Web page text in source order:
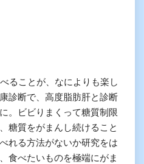
ることが、なによりも楽し
診断で、高度脂肪肝と診断
。ビビりまくって糖質制限
糖質をがまんし続けること
れる方法がないか研究をは
食べたいものを極端にがま